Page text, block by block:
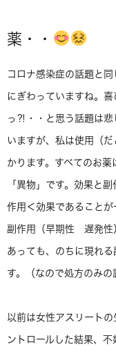
薬・・
コロナ感染症の話題と
にぎわっていますね。
っ⁈・・と思う話題は悲
いますが、私は使用（
かります。すべてのお
「異物」です。効果と
作用＜効果であること
副作用（早期性 遅発性
あっても、のちに現れ
す。（なので処方のみの
以前は女性アスリート
ントロールした結果、